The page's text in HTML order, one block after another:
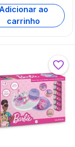
ao
carrinho